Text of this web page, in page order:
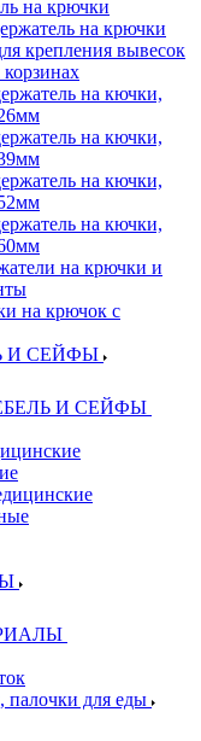
на крючки
на крючки
крепления вывесок
на кючки,
на кючки,
на кючки,
на кючки,
на крючки и
на крючок с
И СЕЙФЫ
И СЕЙФЫ
палочки для еды